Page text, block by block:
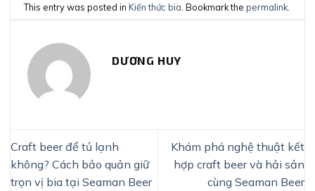
This entry was posted in Kiến thức bia . Bookmark thepermalink
DƯƠNG HUY
Craft beer để tủ lạnh
không? Cách bảo quản giữ
trọn vị bia tại Seaman Beer
Khám phá nghệ thuật kết
hợp craft beer và hải sản
cùng Seaman Beer